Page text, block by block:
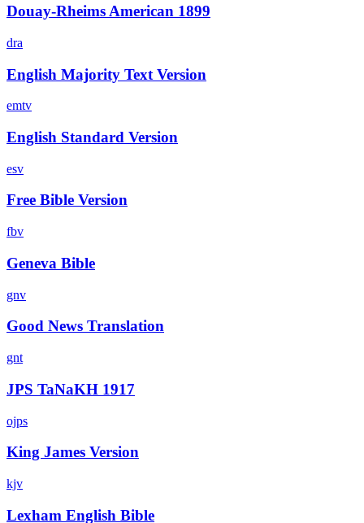
Douay-Rheims American 1899
dra
English Majority Text Version
emtv
English Standard Version
esv
Free Bible Version
fbv
Geneva Bible
gnv
Good News Translation
gnt
JPS TaNaKH 1917
ojps
King James Version
kjv
Lexham English Bible